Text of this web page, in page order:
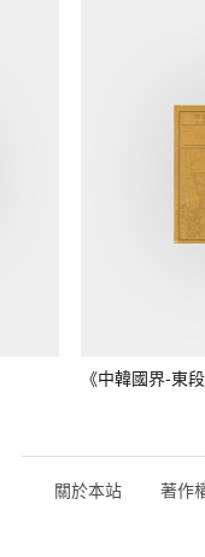
《中韓國界-東
關於本站 著作